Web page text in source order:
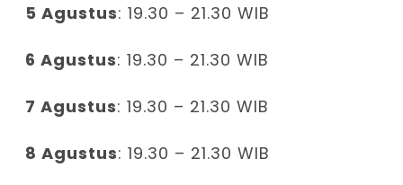
5 Agustus: 19.30 – 21.30 WIB
6 Agustus: 19.30 – 21.30 WIB
7 Agustus: 19.30 – 21.30 WIB
8 Agustus: 19.30 – 21.30 WIB